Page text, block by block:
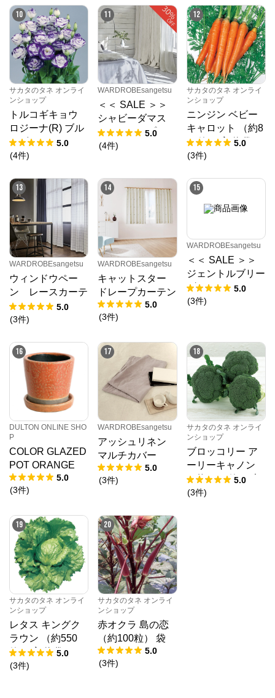
10
サカタのタネ オンライ
ンショップ
トルコギキョウ
ロジーナ(R) ブル
ーピコティー (ve
r.2) （PS約35
5.0
(4件)
11
WARDROBEsangetsu
＜＜ SALE ＞＞
シャビーダマス
ク ドレープカー
テン
5.0
(4件)
12
サカタのタネ オンライ
ンショップ
ニンジン ベビー
キャロット （約8
00粒） 実咲 袋
5.0
(3件)
13
WARDROBEsangetsu
ウィンドウペー
ン レースカーテ
ン
5.0
(3件)
14
WARDROBEsangetsu
キャットスター
ドレープカーテン
5.0
(3件)
15
WARDROBEsangetsu
＜＜ SALE ＞＞
ジェントルブリー
ズ チョコ／レー
スカーテンライト
～180㎝
5.0
(3件)
16
DULTON ONLINE SHO
P
COLOR GLAZED
POT ORANGE
5.0
(3件)
17
WARDROBEsangetsu
アッシュリネン
マルチカバー
5.0
(3件)
18
サカタのタネ オンライ
ンショップ
ブロッコリー ア
ーリーキャノン
（約2000粒） 大
袋
5.0
(3件)
19
サカタのタネ オンライ
ンショップ
レタス キングク
ラウン （約550
粒） 実咲 袋5.0
(3件)
20
サカタのタネ オンライ
ンショップ
赤オクラ 島の恋
（約100粒） 袋
5.0
(3件)
※外部サイトが開きます
サカタのタネ オンラインショップ
からのコメ
ント
サカタのタネ オンラインショップ
https://sakata-netshop.com/shop/default.aspx
創業100年以上の国内最大手種苗メーカー、サカタの
タネが運営するオンラインショップです。花と野菜、
園芸用品を中心に、ガーデニングを愛好される皆様の
お役に立つ商品を多数ご紹介しています！